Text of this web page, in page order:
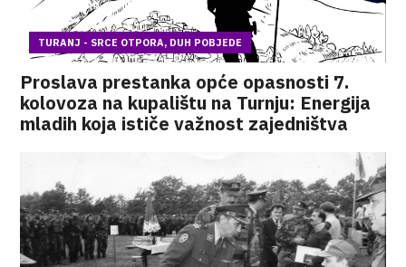
TURANJ - SRCE OTPORA, DUH POBJEDE
Proslava prestanka opće opasnosti 7.
kolovoza na kupalištu na Turnju: Energija
mladih koja ističe važnost zajedništva